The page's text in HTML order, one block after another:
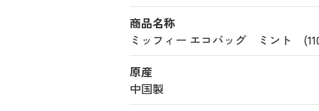
商品名称
ミッフィー エコバッグ ミント
原産
中国製